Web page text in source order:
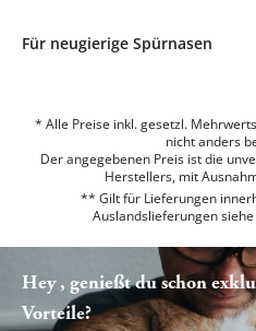
Für neugierige Spürnasen
* Alle Preise inkl. gesetzl.
nicht anders
Der angegebenen Preis ist die
Herstellers, mit
** Gilt für Lieferungen
Auslandslieferungen siehe
Hey , genießt du schon
Vorteile?